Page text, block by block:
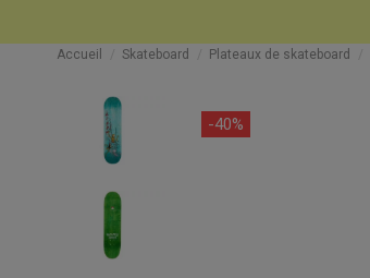
Accueil Skateboard Plateaux de skateboard
-40%